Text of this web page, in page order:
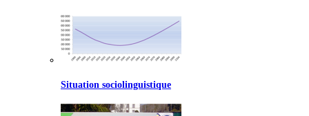
Situation sociolinguistique